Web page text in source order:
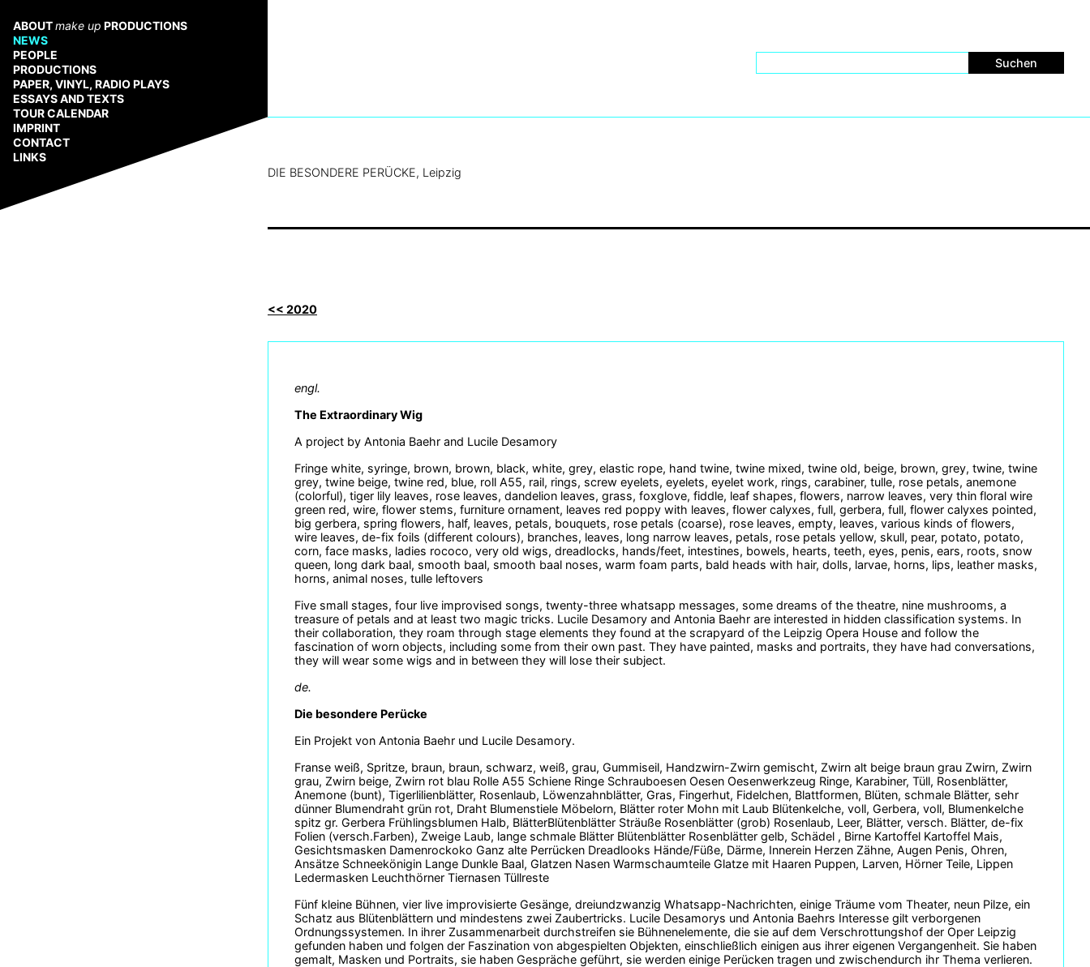
Inhalt
springen
ABOUTmake up PRODUCTIONS
NEWS
PEOPLE
PRODUCTIONS
PAPER, VINYL, RADIO PLAYS
ESSAYS AND TEXTS
TOUR CALENDAR
IMPRINT
CONTACT
LINKS
DIE BESONDERE PERÜCKE, Leipzig
<< 2020
engl.
The Extraordinary Wig
A project by Antonia Baehr and Lucile Desamory
Fringe white, syringe, brown, brown, black, white, grey, elastic rope, hand twine, twine mixed, twine old, beige, brown, grey, twine, twine
grey, twine beige, twine red, blue, roll A55, rail, rings, screw eyelets, eyelets, eyelet work, rings, carabiner, tulle, rose petals, anemone
(colorful), tiger lily leaves, rose leaves, dandelion leaves, grass, foxglove, fiddle, leaf shapes, flowers, narrow leaves, very thin floral wire
green red, wire, flower stems, furniture ornament, leaves red poppy with leaves, flower calyxes, full, gerbera, full, flower calyxes pointed,
big gerbera, spring flowers, half, leaves, petals, bouquets, rose petals (coarse), rose leaves, empty, leaves, various kinds of flowers,
wire leaves, de-fix foils (different colours), branches, leaves, long narrow leaves, petals, rose petals yellow, skull, pear, potato, potato,
corn, face masks, ladies rococo, very old wigs, dreadlocks, hands/feet, intestines, bowels, hearts, teeth, eyes, penis, ears, roots, snow
queen, long dark baal, smooth baal, smooth baal noses, warm foam parts, bald heads with hair, dolls, larvae, horns, lips, leather masks,
horns, animal noses, tulle leftovers
Five small stages, four live improvised songs, twenty-three whatsapp messages, some dreams of the theatre, nine mushrooms, a
treasure of petals and at least two magic tricks. Lucile Desamory and Antonia Baehr are interested in hidden classification systems. In
their collaboration, they roam through stage elements they found at the scrapyard of the Leipzig Opera House and follow the
fascination of worn objects, including some from their own past. They have painted, masks and portraits, they have had conversations,
they will wear some wigs and in between they will lose their subject.
de.
Die besondere Perücke
Ein Projekt von Antonia Baehr und Lucile Desamory.
Franse weiß, Spritze, braun, braun, schwarz, weiß, grau, Gummiseil, Handzwirn-Zwirn gemischt, Zwirn alt beige braun grau Zwirn, Zwirn
grau, Zwirn beige, Zwirn rot blau Rolle A55 Schiene Ringe Schrauboesen Oesen Oesenwerkzeug Ringe, Karabiner, Tüll, Rosenblätter,
Anemone (bunt), Tigerlilienblätter, Rosenlaub, Löwenzahnblätter, Gras, Fingerhut, Fidelchen, Blattformen, Blüten, schmale Blätter, sehr
dünner Blumendraht grün rot, Draht Blumenstiele Möbelorn, Blätter roter Mohn mit Laub Blütenkelche, voll, Gerbera, voll, Blumenkelche
spitz gr. Gerbera Frühlingsblumen Halb, BlätterBlütenblätter Sträuße Rosenblätter (grob) Rosenlaub, Leer, Blätter, versch. Blätter, de-fix
Folien (versch.Farben), Zweige Laub, lange schmale Blätter Blütenblätter Rosenblätter gelb, Schädel , Birne Kartoffel Kartoffel Mais,
Gesichtsmasken Damenrockoko Ganz alte Perrücken Dreadlooks Hände/Füße, Därme, Innerein Herzen Zähne, Augen Penis, Ohren,
Ansätze Schneekönigin Lange Dunkle Baal, Glatzen Nasen Warmschaumteile Glatze mit Haaren Puppen, Larven, Hörner Teile, Lippen
Ledermasken Leuchthörner Tiernasen Tüllreste
Fünf kleine Bühnen, vier live improvisierte Gesänge, dreiundzwanzig Whatsapp-Nachrichten, einige Träume vom Theater, neun Pilze, ein
Schatz aus Blütenblättern und mindestens zwei Zaubertricks. Lucile Desamorys und Antonia Baehrs Interesse gilt verborgenen
Ordnungssystemen. In ihrer Zusammenarbeit durchstreifen sie Bühnenelemente, die sie auf dem Verschrottungshof der Oper Leipzig
gefunden haben und folgen der Faszination von abgespielten Objekten, einschließlich einigen aus ihrer eigenen Vergangenheit. Sie haben
gemalt, Masken und Portraits, sie haben Gespräche geführt, sie werden einige Perücken tragen und zwischendurch ihr Thema verlieren.